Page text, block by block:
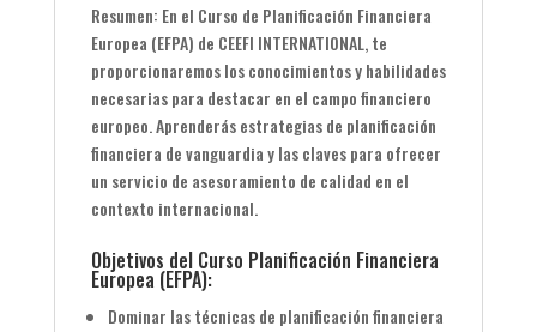
Resumen: En el Curso de Planificación Financiera
Europea (EFPA) de CEEFI INTERNATIONAL, te
proporcionaremos los conocimientos y habilidades
necesarias para destacar en el campo financiero
europeo. Aprenderás estrategias de planificación
financiera de vanguardia y las claves para ofrecer
un servicio de asesoramiento de calidad en el
contexto internacional.
Objetivos del Curso Planificación Financiera
Europea (EFPA):
Dominar las técnicas de planificación financiera